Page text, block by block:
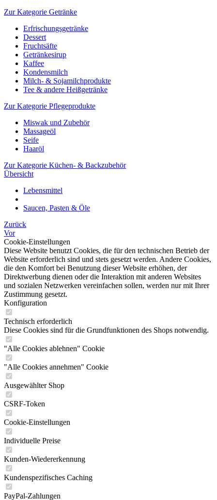
Zur Kategorie Getränke
Erfrischungsgetränke
Dessert
Fruchtsäfte
Getränkesirup
Kaffee
Kondensmilch
Milch- & Sojamilchprodukte
Tee & andere Heißgetränke
Zur Kategorie Pflegeprodukte
Miswak und Zubehör
Massageöl
Seife
Haaröl
Zur Kategorie Küchen- & Backzubehör
Übersicht
Lebensmittel
Saucen, Pasten & Öle
Zurück
Vor
Cookie-Einstellungen
Diese Website benutzt Cookies, die für den technischen Betrieb der
Website erforderlich sind und stets gesetzt werden. Andere Cookies,
die den Komfort bei Benutzung dieser Website erhöhen, der
Direktwerbung dienen oder die Interaktion mit anderen Websites
und sozialen Netzwerken vereinfachen sollen, werden nur mit Ihrer
Zustimmung gesetzt.
Konfiguration
Technisch erforderlich
Diese Cookies sind für die Grundfunktionen des Shops notwendig.
"Alle Cookies ablehnen" Cookie
"Alle Cookies annehmen" Cookie
Ausgewählter Shop
CSRF-Token
Cookie-Einstellungen
Individuelle Preise
Kunden-Wiedererkennung
Kundenspezifisches Caching
PayPal-Zahlungen